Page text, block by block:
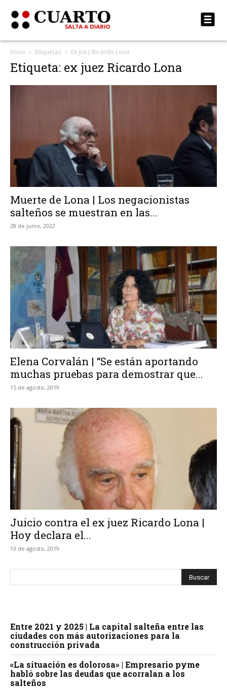
Inicio Etiquetas Ex juez Ricardo Lona
Etiqueta: ex juez Ricardo Lona
Muerte de Lona | Los negacionistas
salteños se muestran en las...
28 de junio, 2022
Elena Corvalán | “Se están aportando
muchas pruebas para demostrar que...
15 de agosto, 2019
Juicio contra el ex juez Ricardo Lona |
Hoy declara el...
13 de agosto, 2019
Entre 2021 y 2025 | La capital salteña entre las
ciudades con más autorizaciones para la
construcción privada
«La situación es dolorosa» | Empresario pyme
habló sobre las deudas que acorralan a los
salteños